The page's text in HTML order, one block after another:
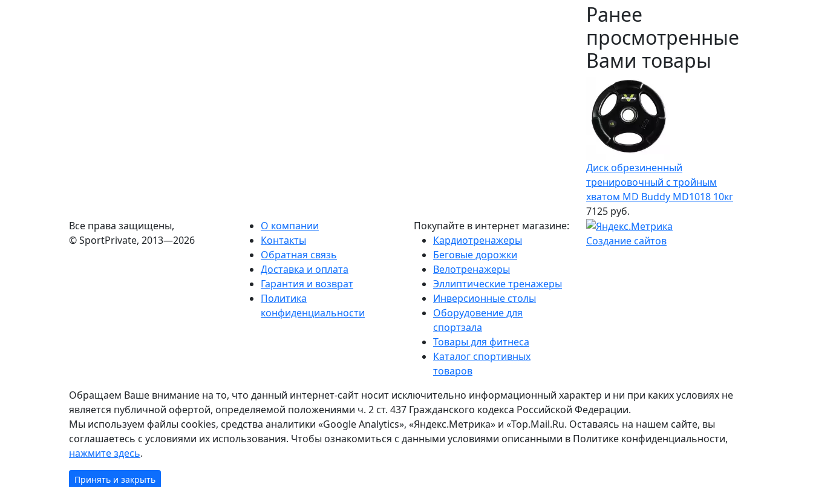
Ранее
просмотренные
Вами товары
Диск обрезиненный
тренировочный с тройным
хватом MD Buddy MD1018 10кг
7125 руб.
Все права защищены,
© SportPrivate, 2013—2026
О компании
Контакты
Обратная связь
Доставка и оплата
Гарантия и возврат
Политика
конфиденциальности
Покупайте в интернет магазине:
Кардиотренажеры
Беговые дорожки
Велотренажеры
Эллиптические тренажеры
Инверсионные столы
Оборудовение для
спортзала
Товары для фитнеса
Каталог спортивных
товаров
Создание сайтов
Обращаем Ваше внимание на то, что данный интернет-сайт носит исключительно информационный характер и ни при каких условиях не
является публичной офертой, определяемой положениями ч. 2 ст. 437 Гражданского кодекса Российской Федерации.
Мы используем файлы cookies, средства аналитики «Google Analytics», «Яндекс.Метрика» и «Top.Mail.Ru. Оставаясь на нашем сайте, вы
соглашаетесь с условиями их использования. Чтобы ознакомиться с данными условиями описанными в Политике конфиденциальности,
нажмите здесь.
Принять и закрыть